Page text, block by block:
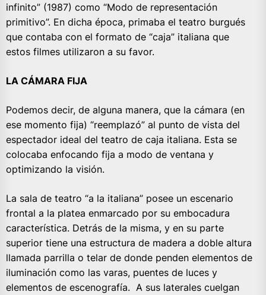
infinito” (1987) como “Modo de representación
primitivo”. En dicha época, primaba el teatro burgués
que contaba con el formato de “caja” italiana que
estos filmes utilizaron a su favor.
LA CÁMARA FIJA
Podemos decir, de alguna manera, que la cámara (en
ese momento fija) “reemplazó” al punto de vista del
espectador ideal del teatro de caja italiana. Esta se
colocaba enfocando fija a modo de ventana y
optimizando la visión.
La sala de teatro “a la italiana” posee un escenario
frontal a la platea enmarcado por su embocadura
característica. Detrás de la misma, y en su parte
superior tiene una estructura de madera a doble altura
llamada parrilla o telar de donde penden elementos de
iluminación como las varas, puentes de luces y
elementos de escenografía. A sus laterales cuelgan